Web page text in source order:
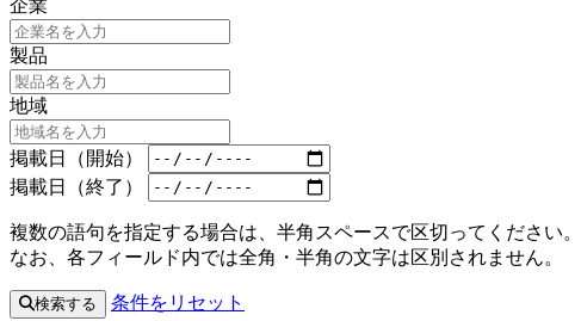
企業
製品
地域
掲載日（開始）
掲載日（終了）
複数の語句を指定する場合は、半角スペースで区切ってください
なお、各フィールド内では全角・半角の文字は区別されません。
検索する 条件をリセット